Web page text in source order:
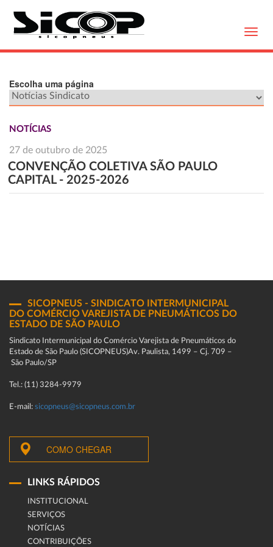
Escolha uma página
NOTÍCIAS
27 de outubro de 2025
CONVENÇÃO COLETIVA SÃO PAULO
CAPITAL - 2025-2026
SICOPNEUS - SINDICATO INTERMUNICIPAL
DO COMÉRCIO VAREJISTA DE PNEUMÁTICOS DO
ESTADO DE SÃO PAULO
Sindicato Intermunicipal do Comércio Varejista de Pneumáticos do
Estado de São Paulo (SICOPNEUS)Av. Paulista, 1499 – Cj. 709 –
São Paulo/SP
Tel.: (11) 3284-9979
E-mail: sicopneus@sicopneus.com.br
COMO CHEGAR
LINKS RÁPIDOS
INSTITUCIONAL
SERVIÇOS
NOTÍCIAS
CONTRIBUIÇÕES